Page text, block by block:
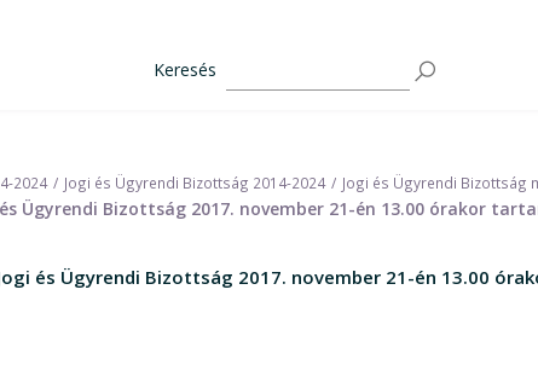
Keresés
2024 Jogi és Ügyrendi Bizottság 2014-2024 Jogi és Ügyrendi Bizottság
Ügyrendi Bizottság 2017. november 21-én 13.00 órakor
és Ügyrendi Bizottság 2017. november 21-én 13.00